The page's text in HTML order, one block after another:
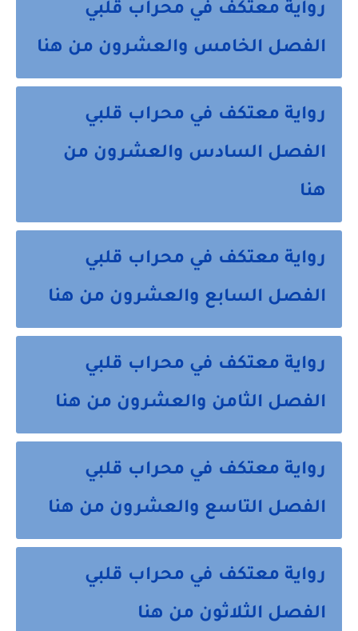
رواية معتكف في محراب قلبي
الفصل الخامس والعشرون من هنا
رواية معتكف في محراب قلبي
الفصل السادس والعشرون من
هنا
رواية معتكف في محراب قلبي
الفصل السابع والعشرون من هنا
رواية معتكف في محراب قلبي
الفصل الثامن والعشرون من هنا
رواية معتكف في محراب قلبي
الفصل التاسع والعشرون من هنا
رواية معتكف في محراب قلبي
الفصل الثلاثون من هنا